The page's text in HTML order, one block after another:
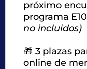
próximo
programa
no incluidos)
🎁 3 plazas
online de